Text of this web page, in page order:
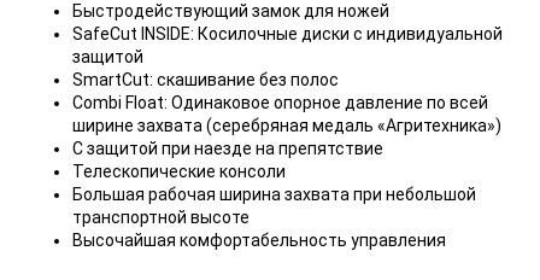
Быстродействующий замок для ножей
SafeCut INSIDE: Косилочные диски с индивидуальной
защитой
SmartCut: скашивание без полос
Combi Float: Одинаковое опорное давление по всей
ширине захвата (серебряная медаль «Агритехника»)
С защитой при наезде на препятствие
Телескопические консоли
Большая рабочая ширина захвата при небольшой
транспортной высоте
Высочайшая комфортабельность управления